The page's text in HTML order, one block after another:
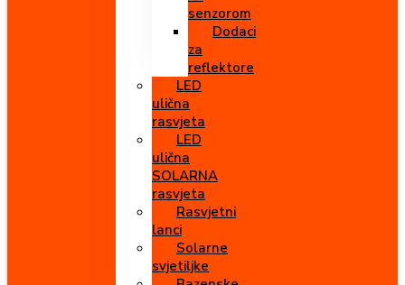
senzorom
Dodaci
za
reflektore
LED
ulična
rasvjeta
LED
ulična
SOLARNA
rasvjeta
Rasvjetni
lanci
Solarne
svjetiljke